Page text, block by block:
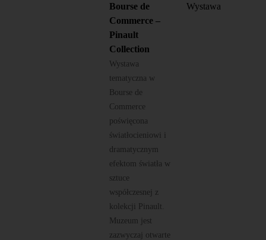
Bourse de
Commerce –
Pinault
Collection
Wystawa
tematyczna w
Bourse de
Commerce
poświęcona
światłocieniowi i
dramatycznym
efektom światła w
sztuce
współczesnej z
kolekcji Pinault.
Muzeum jest
zazwyczaj otwarte
Wystawa